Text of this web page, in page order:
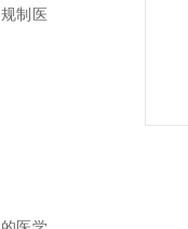
制医